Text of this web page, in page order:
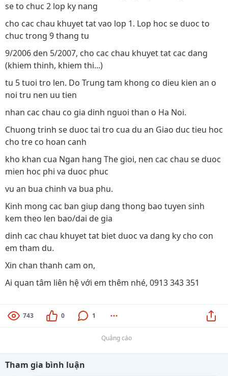
se to chuc 2 lop ky nang
cho cac chau khuyet tat vao lop 1. Lop hoc se duoc to
chuc trong 9 thang tu
9/2006 den 5/2007, cho cac chau khuyet tat cac dang
(khiem thinh, khiem thi...)
tu 5 tuoi tro len. Do Trung tam khong co dieu kien an o
noi tru nen uu tien
nhan cac chau co gia dinh nguoi than o Ha Noi.
Chuong trinh se duoc tai tro cua du an Giao duc tieu hoc
cho tre co hoan canh
kho khan cua Ngan hang The gioi, nen cac chau se duoc
mien hoc phi va duoc phuc
vu an bua chinh va bua phu.
Kinh mong cac ban giup dang thong bao tuyen sinh
kem theo len bao/dai de gia
dinh cac chau khuyet tat biet duoc va dang ky cho con
em tham du.
Xin chan thanh cam on,
Ai quan tâm liên hệ với em thêm nhé, 0913 343 351
743 0 1
Quảng cáo
Tham gia bình luận